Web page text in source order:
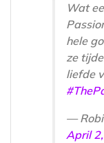
Wat
hele
ze
liefde
—
April